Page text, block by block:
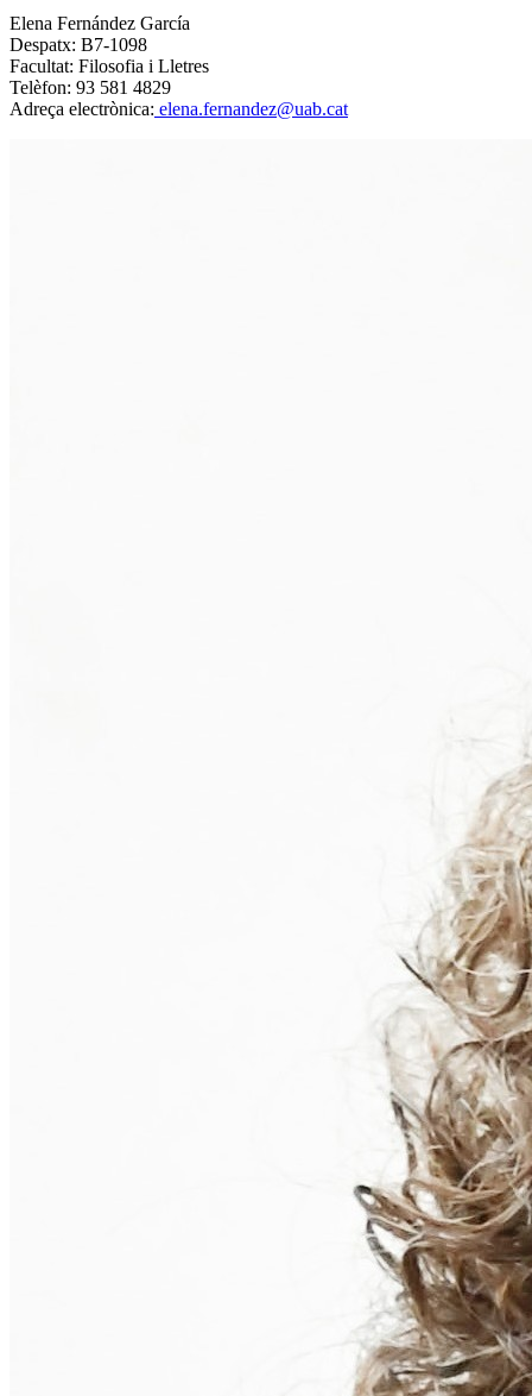
Elena Fernández García
Despatx: B7-1098
Facultat: Filosofia i Lletres
Telèfon: 93 581 4829
Adreça electrònica: elena.fernandez@uab.cat